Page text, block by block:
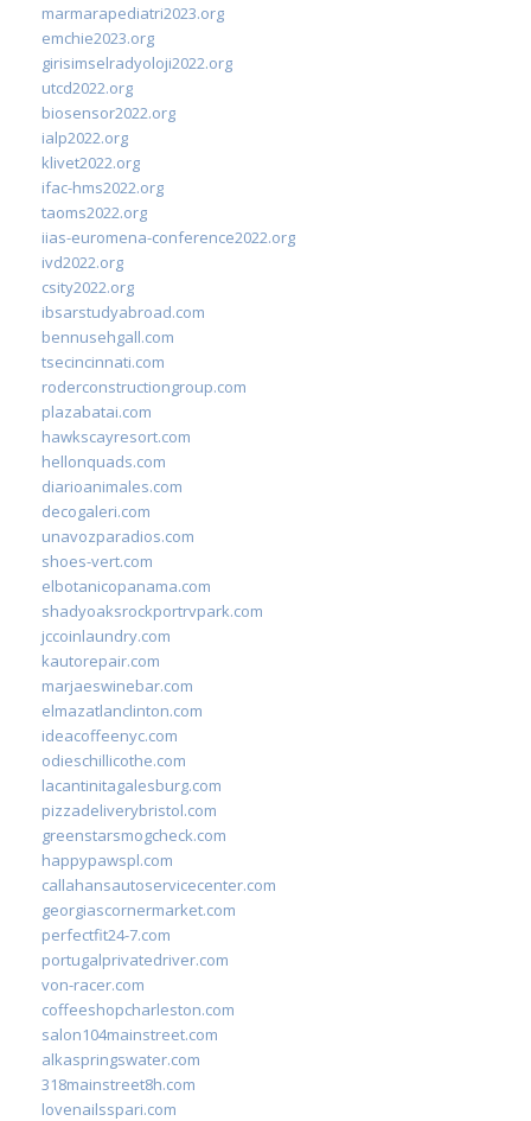
marmarapediatri2023.org
emchie2023.org
girisimselradyoloji2022.org
utcd2022.org
biosensor2022.org
ialp2022.org
klivet2022.org
ifac-hms2022.org
taoms2022.org
iias-euromena-conference2022.org
ivd2022.org
csity2022.org
ibsarstudyabroad.com
bennusehgall.com
tsecincinnati.com
roderconstructiongroup.com
plazabatai.com
hawkscayresort.com
hellonquads.com
diarioanimales.com
decogaleri.com
unavozparadios.com
shoes-vert.com
elbotanicopanama.com
shadyoaksrockportrvpark.com
jccoinlaundry.com
kautorepair.com
marjaeswinebar.com
elmazatlanclinton.com
ideacoffeenyc.com
odieschillicothe.com
lacantinitagalesburg.com
pizzadeliverybristol.com
greenstarsmogcheck.com
happypawspl.com
callahansautoservicecenter.com
georgiascornermarket.com
perfectfit24-7.com
portugalprivatedriver.com
von-racer.com
coffeeshopcharleston.com
salon104mainstreet.com
alkaspringswater.com
318mainstreet8h.com
lovenailsspari.com